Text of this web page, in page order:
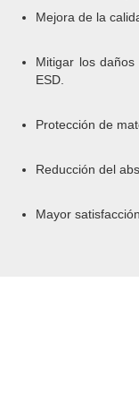
Mejora de la
Mitigar los
ESD.
Protección de
Reducción del
Mayor